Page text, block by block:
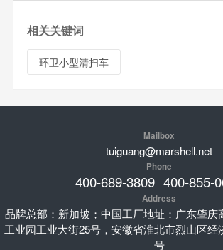
相关关键词
环卫小型清扫车
Mailbox
tuiguang@marshell.net
Phone
400-689-3809 400-855-
Address
品牌总部：新加坡；中国工厂地址：广东肇庆
工业园工业大街25号，安徽省淮北市烈山区经
号